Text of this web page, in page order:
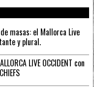
masas: el Mallorca Live
y plural.
LIVE OCCIDENT con